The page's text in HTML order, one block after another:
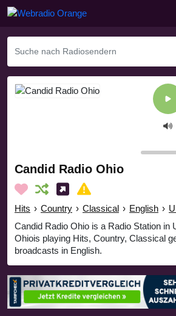
Candid Radio Ohio
Hits › Country › Classical › English ›
Candid Radio Ohio is a Radio Station in
Ohiois playing Hits, Country, Classical
broadcasts in English.